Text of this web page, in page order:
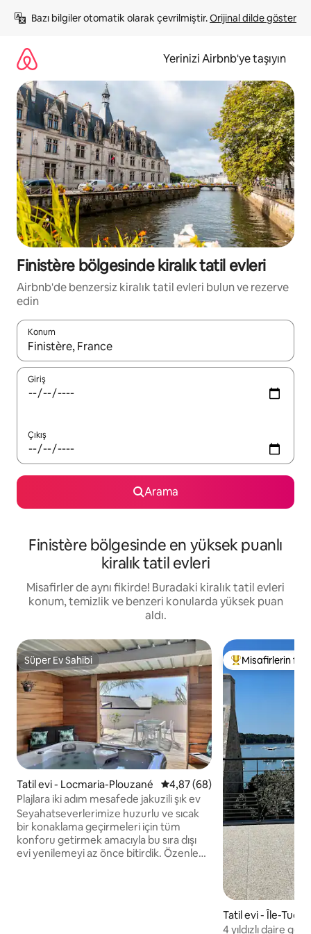
atla
Bazı bilgiler otomatik olarak çevrilmiştir. Orijinal dilde göster
Yerinizi Airbnb'ye taşıyın
Finistère bölgesinde kiralık tatil evleri
Airbnb'de benzersiz kiralık tatil evleri bulun ve rezerve
edin
Konum
Sonuçlar kullanılabilir olduğunda yukarı ve aşağı oklarıyla
Giriş
Çıkış
Arama
Finistère bölgesinde en yüksek puanlı
kiralık tatil evleri
Misafirler de aynı fikirde! Buradaki kiralık tatil evleri
konum, temizlik ve benzeri konularda yüksek puan
aldı.
Süper Ev Sahibi
Süper Ev Sahibi
Tatil evi - Locmaria-Plouzané 5 üzerinden ortalama 4,87
4,87 (68)
Plajlara iki adım mesafede jakuzili şık ev
Seyahatseverlerimize huzurlu ve sıcak
bir konaklama geçirmeleri için tüm
konforu getirmek amacıyla bu sıra dışı
evi yenilemeyi az önce bitirdik. Özenle
Misafirlerin
Misafirlerin
Tatil evi - Île-Tudy
4 yıldızlı daire geniş teraslı deniz